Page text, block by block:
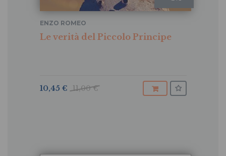
Le verità del Piccolo Principe
ENZO ROMEO
11,00 €
10,45 €